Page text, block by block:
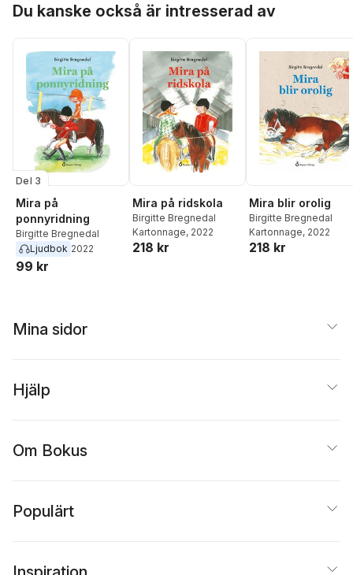
Du kanske också är intresserad av
Del 3
Mira på
ponnyridning
Birgitte Bregnedal
Ljudbok 2022
99 kr
Mira på ridskola
Birgitte Bregnedal
Kartonnage, 2022
218 kr
Mira blir orolig
Birgitte Bregnedal
Kartonnage, 2022
218 kr
Mina sidor
Hjälp
Om Bokus
Populärt